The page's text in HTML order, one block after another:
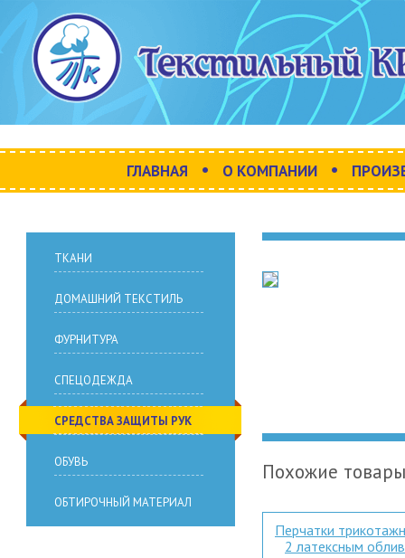
ГЛАВНАЯ • О КОМПАНИИ •
Похожие товары
Перчатки
2 латексным
ТКАНИ
ДОМАШНИЙ ТЕКСТИЛЬ
ФУРНИТУРА
СПЕЦОДЕЖДА
СРЕДСТВА ЗАЩИТЫ РУК
ОБУВЬ
ОБТИРОЧНЫЙ МАТЕРИАЛ